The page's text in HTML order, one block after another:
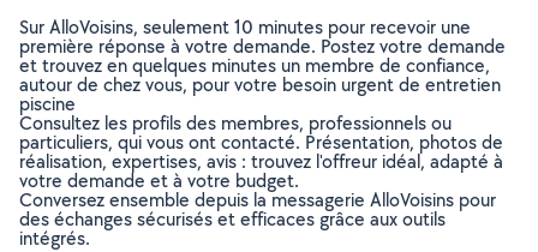
Sur AlloVoisins, seulement 10 minutes pour recevoir une
première réponse à votre demande. Postez votre demande
et trouvez en quelques minutes un membre de confiance,
autour de chez vous, pour votre besoin urgent de entretien
piscine
Consultez les profils des membres, professionnels ou
particuliers, qui vous ont contacté. Présentation, photos de
réalisation, expertises, avis : trouvez l'offreur idéal, adapté à
votre demande et à votre budget.
Conversez ensemble depuis la messagerie AlloVoisins pour
des échanges sécurisés et efficaces grâce aux outils
intégrés.